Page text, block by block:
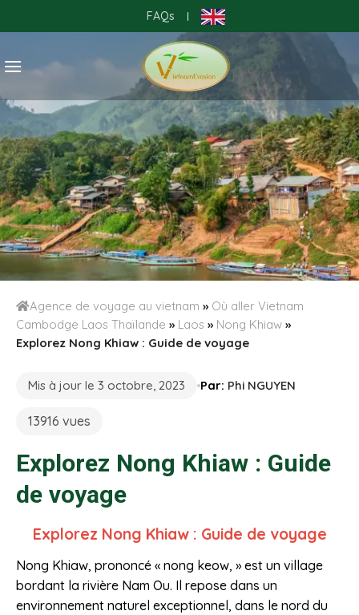
to
FAQs |
Agence de voyage au vietnam » Où aller Vietnam
Cambodge Laos Thaïlande » Laos » Nong Khiaw »
Explorez Nong Khiaw : Guide de voyage
Mis à jour le 3 octobre, 2023 Par: Phi NGUYEN
13916 vues
Explorez Nong Khiaw : Guide
de voyage
Explorez Nong Khiaw : Guide de voyage
Nong Khiaw, prononcé « nong keow, » est un village
bordant la rivière Nam Ou. Il repose dans un
environnement naturel exceptionnel, dans le nord du